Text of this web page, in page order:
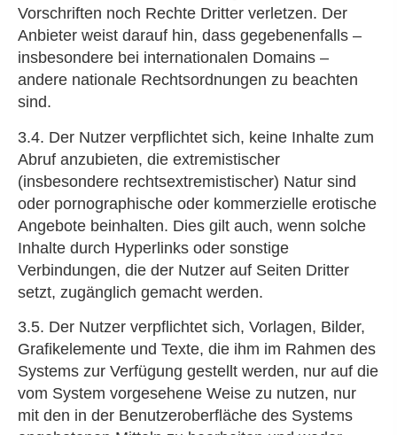
Vorschriften noch Rechte Dritter verletzen. Der
Anbieter weist darauf hin, dass gegebenenfalls –
insbesondere bei internationalen Domains –
andere nationale Rechtsordnungen zu beachten
sind.
3.4. Der Nutzer verpflichtet sich, keine Inhalte zum
Abruf anzubieten, die extremistischer
(insbesondere rechtsextremistischer) Natur sind
oder pornographische oder kommerzielle erotische
Angebote beinhalten. Dies gilt auch, wenn solche
Inhalte durch Hyperlinks oder sonstige
Verbindungen, die der Nutzer auf Seiten Dritter
setzt, zugänglich gemacht werden.
3.5. Der Nutzer verpflichtet sich, Vorlagen, Bilder,
Grafikelemente und Texte, die ihm im Rahmen des
Systems zur Verfügung gestellt werden, nur auf die
vom System vorgesehene Weise zu nutzen, nur
mit den in der Benutzeroberfläche des Systems